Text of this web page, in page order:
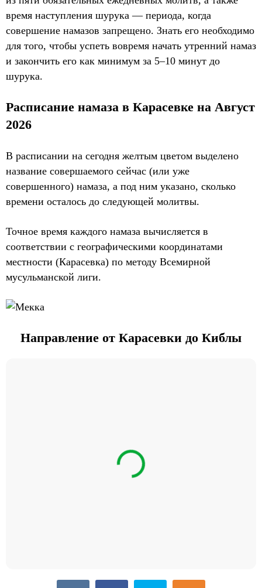
время наступления шурука — периода, когда
совершение намазов запрещено. Знать его необходимо
для того, чтобы успеть вовремя начать утренний намаз
и закончить его как минимум за 5–10 минут до
шурука.
Расписание намаза в Карасевке на Август
2026
В расписании на сегодня желтым цветом выделено
название совершаемого сейчас (или уже
совершенного) намаза, а под ним указано, сколько
времени осталось до следующей молитвы.
Точное время каждого намаза вычисляется в
соответствии с географическими координатами
местности (Карасевка) по методу Всемирной
мусульманской лиги.
Направление от Карасевки до Киблы